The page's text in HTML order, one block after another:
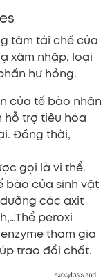
tâm tái chế của
xâm nhập, loại
hư hỏng.
của tế bào nhân
hỗ trợ tiêu hóa
Đồng thời,
gọi là vi thể.
bào của sinh vật
các axit
peroxi
tham gia
trao đổi chất.